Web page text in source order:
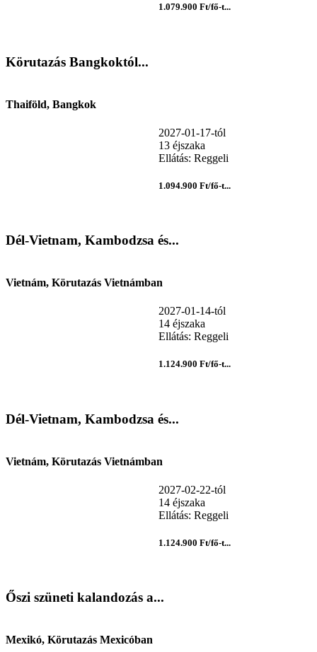
1.079.900 Ft/fő-t...
Körutazás Bangkoktól...
Thaiföld, Bangkok
2027-01-17-tól
13 éjszaka
Ellátás: Reggeli
1.094.900 Ft/fő-t...
Dél-Vietnam, Kambodzsa és...
Vietnám, Körutazás Vietnámban
2027-01-14-tól
14 éjszaka
Ellátás: Reggeli
1.124.900 Ft/fő-t...
Dél-Vietnam, Kambodzsa és...
Vietnám, Körutazás Vietnámban
2027-02-22-tól
14 éjszaka
Ellátás: Reggeli
1.124.900 Ft/fő-t...
Őszi szüneti kalandozás a...
Mexikó, Körutazás Mexicóban